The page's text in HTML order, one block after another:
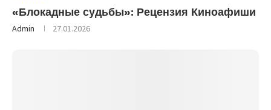
«Блокадные судьбы»: Рецензия Киноафиши
Admin 27.01.2026